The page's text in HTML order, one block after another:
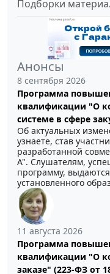
Подборки
Анонсы
8 сентября 2026
Программа
квалификации "О
системе в сфере
Об актуальных
узнаете, став
разработанной
А". Слушателям,
программу,
установленного
11 августа 2026
Программа
квалификации "О
заказе" (223-ФЗ от